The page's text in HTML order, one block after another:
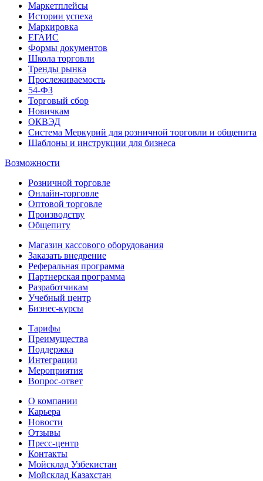
Маркетплейсы
Истории успеха
Маркировка
ЕГАИС
Формы документов
Школа торговли
Тренды рынка
Прослеживаемость
54-ФЗ
Торговый сбор
Новичкам
ОКВЭД
Система Меркурий для розничной торговли и общепита
Шаблоны и инструкции для бизнеса
Возможности
Розничной торговле
Онлайн-торговле
Оптовой торговле
Производству
Общепиту
Магазин кассового оборудования
Заказать внедрение
Реферальная программа
Партнерская программа
Разработчикам
Учебный центр
Бизнес‑курсы
Тарифы
Преимущества
Поддержка
Интеграции
Мероприятия
Вопрос-ответ
О компании
Карьера
Новости
Отзывы
Пресс-центр
Контакты
Мойсклад Узбекистан
Мойсклад Казахстан